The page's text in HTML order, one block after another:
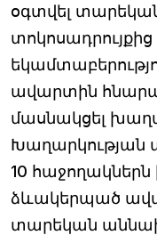
օգտվել
ավարտին
մասնակցել
Խաղարկության
10 հաջողակներն
ձևակերպած
տարեկան